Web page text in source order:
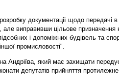
документації щодо передачі в
виправивши цільове призначення
і допоміжних будівель та
промисловості".
Андріїва, який має захищати
депутатів прийняття протилежне